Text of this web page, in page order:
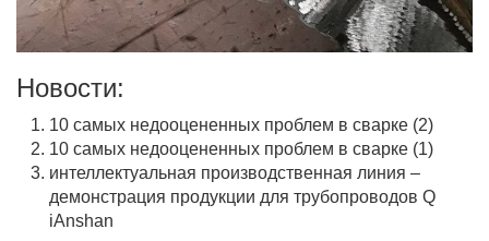
Новости:
10 самых недооцененных проблем в сварке (2)
10 самых недооцененных проблем в сварке (1)
интеллектуальная производственная линия –
демонстрация продукции для трубопроводов Q
iAnshan